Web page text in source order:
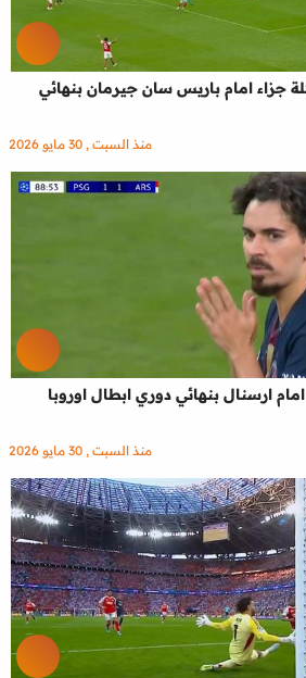
جزاء امام باريس سان جيرمان بنهائي
منذ السبت , 30 مايو 2026
ارسنال بنهائي دوري ابطال اوروبا
منذ السبت , 30 مايو 2026